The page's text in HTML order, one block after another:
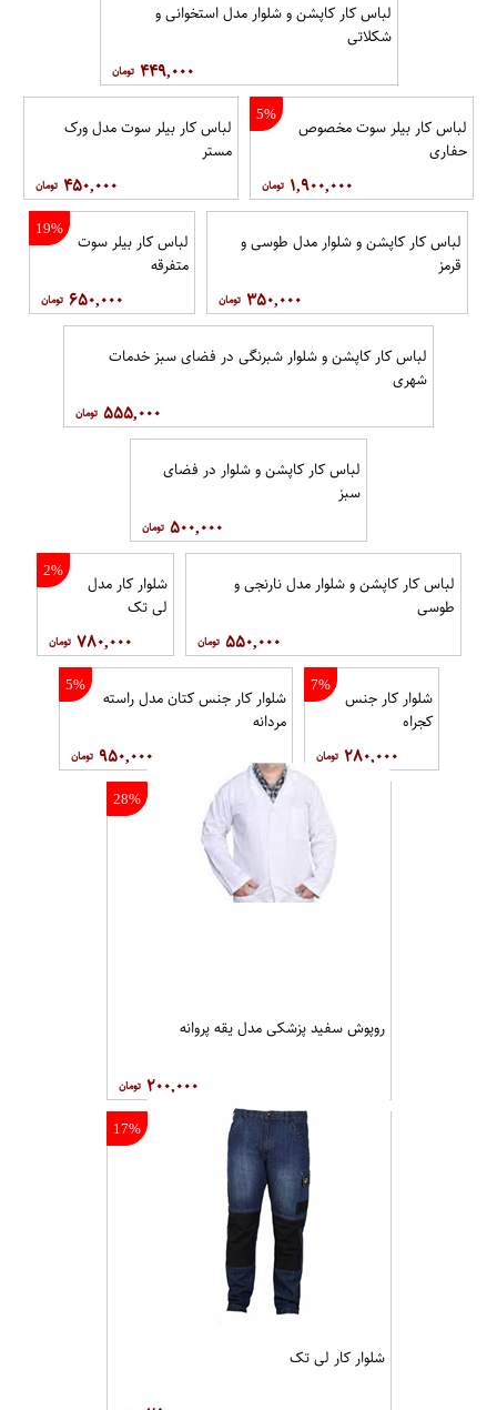
لباس کار کاپشن و شلوار مدل استخوانی و
شکلاتی
۴۴۹,۰۰۰
5%
لباس کار بیلر سوت مخصوص
حفاری
۱,۹۰۰,۰۰۰
لباس کار بیلر سوت مدل ورک
مستر
۴۵۰,۰۰۰
لباس کار کاپشن و شلوار مدل طوسی و
قرمز
۳۵۰,۰۰۰
19%
لباس کار بیلر سوت
متفرقه
۶۵۰,۰۰۰
لباس کار کاپشن و شلوار شبرنگی در فضای سبز خدمات
شهری
۵۵۵,۰۰۰
لباس کار کاپشن و شلوار در فضای
سبز
۵۰۰,۰۰۰
لباس کار کاپشن و شلوار مدل نارنجی و
طوسی
۵۵۰,۰۰۰
2%
شلوار کار مدل
لی تک
۷۸۰,۰۰۰
7%
شلوار کار جنس
کجراه
۲۸۰,۰۰۰
5%
شلوار کار جنس کتان مدل راسته
مردانه
۹۵۰,۰۰۰
28%
روپوش سفید پزشکی مدل یقه پروانه
۲۰۰,۰۰۰
17%
شلوار کار لی تک